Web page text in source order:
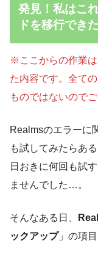
発見！私はこ
ドを移行でき
※ここからの作業
た内容です。全て
ものではないので
Realmsのエラーに
も試してみたらあ
日おきに何回も試
ませんでした…。
そんなある日、
ックアップ」の項